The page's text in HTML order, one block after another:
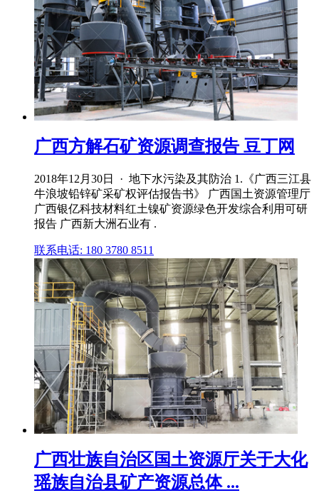
广西方解石矿资源调查报告 豆丁网
2018年12月30日 · 地下水污染及其防治 1.《广西三江县
牛浪坡铅锌矿采矿权评估报告书》 广西国土资源管理厅
广西银亿科技材料红土镍矿资源绿色开发综合利用可研
报告 广西新大洲石业有 .
联系电话: 180 3780 8511
广西壮族自治区国土资源厅关于大化
瑶族自治县矿产资源总体 ...